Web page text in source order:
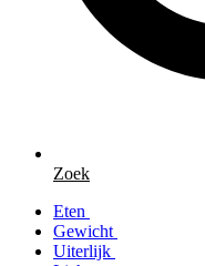
Zoek
Eten
Gewicht
Uiterlijk